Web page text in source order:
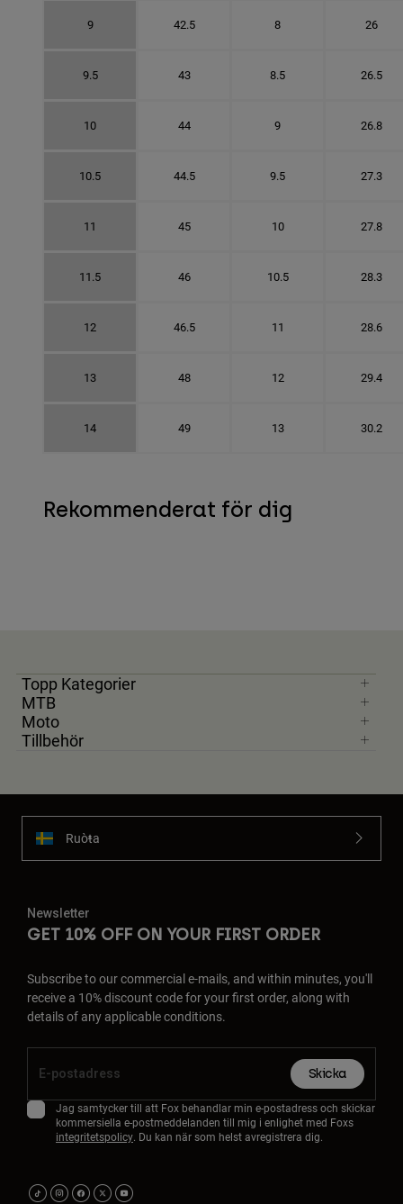
9 42.5 8 26
9.5 43 8.5 26.5
10 44 9 26.8
10.5 44.5 9.5 27.3
11 45 10 27.8
11.5 46 10.5 28.3
12 46.5 11 28.6
13 48 12 29.4
14 49 13 30.2
Rekommenderat för dig
Topp Kategorier
MTB
Moto
Tillbehör
Ruoŧŧa
Newsletter
GET 10% OFF ON YOUR FIRST ORDER
Subscribe to our commercial e-mails, and within minutes, you'll
receive a 10% discount code for your first order, along with
details of any applicable conditions.
Skicka
Jag samtycker till att Fox behandlar min e-postadress och skickar
kommersiella e-postmeddelanden till mig i enlighet med Foxs
integritetspolicy. Du kan när som helst avregistrera dig.